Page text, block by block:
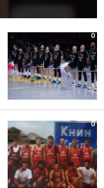
0
0